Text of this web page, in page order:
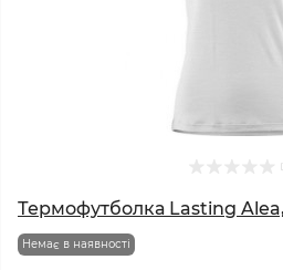
Термофутболка Lasting
Немає в наявності